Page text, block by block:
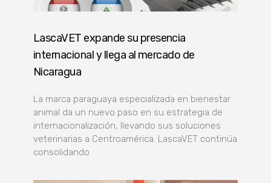
LascaVET expande su presencia
internacional y llega al mercado de
Nicaragua
La marca paraguaya especializada en bienestar
animal da un nuevo paso en su estrategia de
internacionalización, llevando sus soluciones
veterinarias a Centroamérica. LascaVET continúa
consolidando